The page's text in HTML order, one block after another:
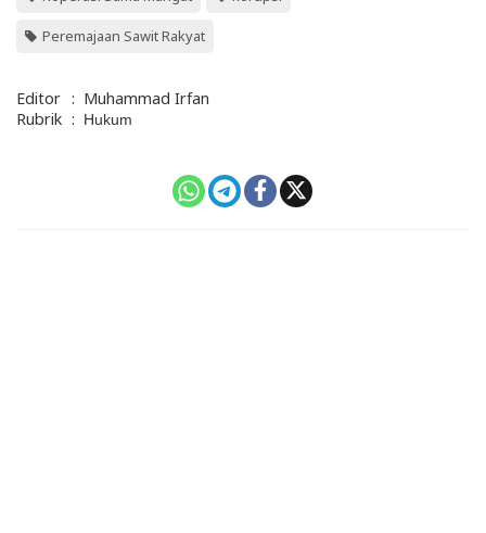
Peremajaan Sawit Rakyat
Editor : Muhammad Irfan
Rubrik : Hukum